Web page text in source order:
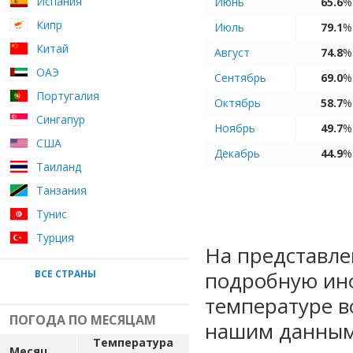
Кипр
Китай
ОАЭ
Португалия
Сингапур
США
Таиланд
Танзания
Тунис
Турция
ВСЕ СТРАНЫ
ПОГОДА ПО МЕСЯЦАМ
Температура
Июль
79.1%
Август
74.8%
Сентябрь
69.0%
Октябрь
58.7%
Ноябрь
49.7%
Декабрь
44.9%
На
подробную
температуре
нашим